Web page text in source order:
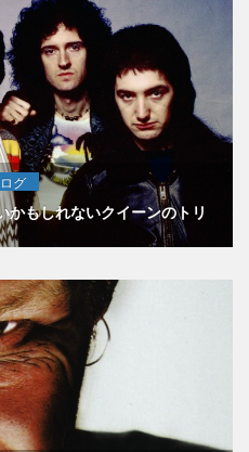
グ
かもしれないクイーンのトリ